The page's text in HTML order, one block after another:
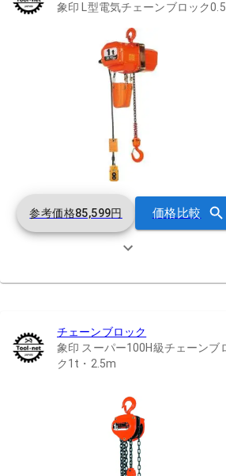
象印 L型電気チェーンブロック
参考価格85,599円 価格比較
チェーンブロック
象印 スーパー100H級チェーンブ
ク1t・2.5m